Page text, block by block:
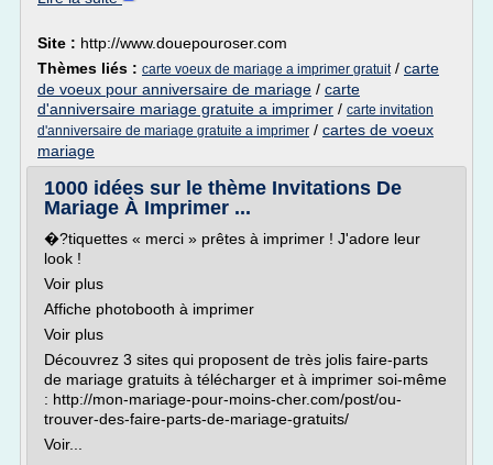
Site : http://www.douepouroser.com
Thèmes liés : carte voeux de mariage a imprimer gratuit/ carte
de voeux pour anniversaire de mariage / carte
d'anniversaire mariage gratuite a imprimer / carte invitation
d'anniversaire de mariage gratuite a imprimer / cartes de voeux
mariage
1000 idées sur le thème Invitations De
Mariage À Imprimer ...
�?tiquettes « merci » prêtes à imprimer ! J'adore leur
look !
Voir plus
Affiche photobooth à imprimer
Voir plus
Découvrez 3 sites qui proposent de très jolis faire-parts
de mariage gratuits à télécharger et à imprimer soi-même
: http://mon-mariage-pour-moins-cher.com/post/ou-
trouver-des-faire-parts-de-mariage-gratuits/
Voir...